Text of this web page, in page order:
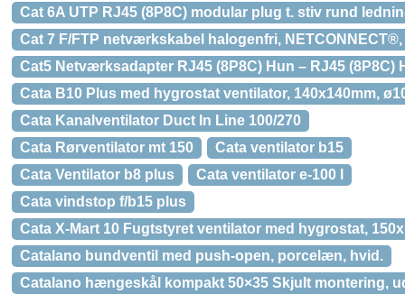
Cat 6A UTP RJ45 (8P8C) modular plug t. stiv rund
Cat 7 F/FTP netværkskabel halogenfri,
Cat5 Netværksadapter RJ45 (8P8C) Hun – RJ45 (8P8C)
Cata B10 Plus med hygrostat ventilator, 140x140mm,
Cata Kanalventilator Duct In Line 100/270
Cata Rørventilator mt 150
Cata ventilator b15
Cata Ventilator b8 plus
Cata ventilator e-100 l
Cata vindstop f/b15 plus
Cata X-Mart 10 Fugtstyret ventilator med hygrostat,
Catalano bundventil med push-open, porcelæn, hvid.
Catalano hængeskål kompakt 50×35 Skjult montering,